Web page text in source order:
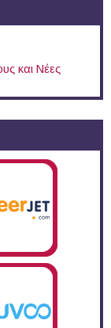
και Νέες